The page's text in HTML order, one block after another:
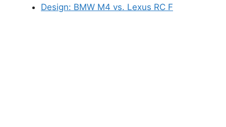
Design: BMW M4 vs. Lexus RC F